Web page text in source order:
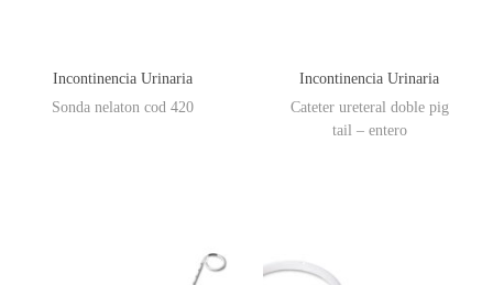
Incontinencia Urinaria
Sonda nelaton cod 420
Incontinencia Urinaria
Cateter ureteral doble pig
tail – entero